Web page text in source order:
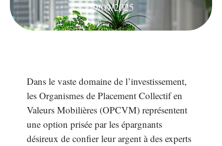
29/09/2025
Dans le vaste domaine de l’investissement,
les Organismes de Placement Collectif en
Valeurs Mobilières (OPCVM) représentent
une option prisée par les épargnants
désireux de confier leur argent à des experts